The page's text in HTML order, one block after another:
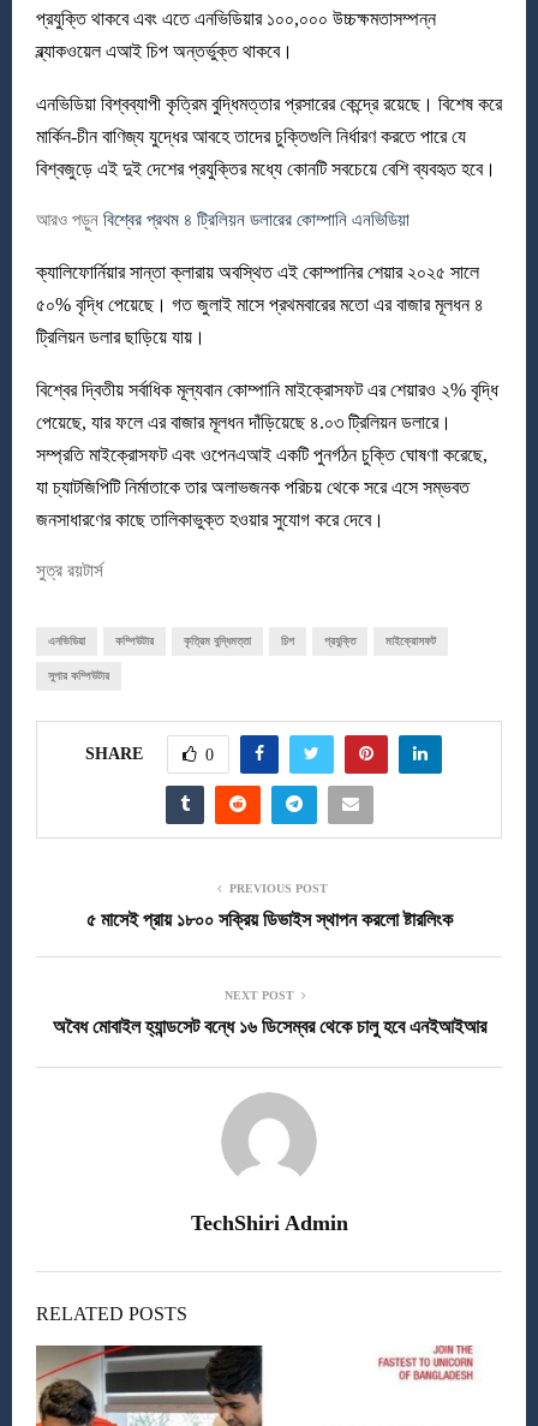
প্রযুক্তি থাকবে এবং এতে এনভিডিয়ার ১০০,০০০ উচ্চক্ষমতাসম্পন্ন
ব্ল্যাকওয়েল এআই চিপ অন্তর্ভুক্ত থাকবে।
এনভিডিয়া বিশ্বব্যাপী কৃত্রিম বুদ্ধিমত্তার প্রসারের কেন্দ্রে রয়েছে। বিশেষ করে
মার্কিন-চীন বাণিজ্য যুদ্ধের আবহে তাদের চুক্তিগুলি নির্ধারণ করতে পারে যে
বিশ্বজুড়ে এই দুই দেশের প্রযুক্তির মধ্যে কোনটি সবচেয়ে বেশি ব্যবহৃত হবে।
আরও পড়ুন বিশ্বের প্রথম ৪ ট্রিলিয়ন ডলারের কোম্পানি এনভিডিয়া
ক্যালিফোর্নিয়ার সান্তা ক্লারায় অবস্থিত এই কোম্পানির শেয়ার ২০২৫ সালে
৫০% বৃদ্ধি পেয়েছে। গত জুলাই মাসে প্রথমবারের মতো এর বাজার মূলধন ৪
ট্রিলিয়ন ডলার ছাড়িয়ে যায়।
বিশ্বের দ্বিতীয় সর্বাধিক মূল্যবান কোম্পানি মাইক্রোসফট এর শেয়ারও ২% বৃদ্ধি
পেয়েছে, যার ফলে এর বাজার মূলধন দাঁড়িয়েছে ৪.০৩ ট্রিলিয়ন ডলারে।
সম্প্রতি মাইক্রোসফট এবং ওপেনএআই একটি পুনর্গঠন চুক্তি ঘোষণা করেছে,
যা চ্যাটজিপিটি নির্মাতাকে তার অলাভজনক পরিচয় থেকে সরে এসে সম্ভবত
জনসাধারণের কাছে তালিকাভুক্ত হওয়ার সুযোগ করে দেবে।
সুত্র রয়টার্স
এনভিডিয়া কম্পিউটার কৃত্রিম বুদ্ধিমত্তা চিপ প্রযুক্তি মাইক্রোসফট
সুপার কম্পিউটার
SHARE 0
PREVIOUS POST
৫ মাসেই প্রায় ১৮০০ সক্রিয় ডিভাইস স্থাপন করলো ষ্টারলিংক
NEXT POST
অবৈধ মোবাইল হ্যান্ডসেট বন্ধে ১৬ ডিসেম্বর থেকে চালু হবে এনইআইআর
TechShiri Admin
RELATED POSTS